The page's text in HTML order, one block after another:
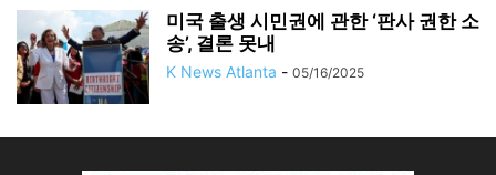
미국 출생 시민권에 관한 ‘판사 권한 소
송’, 결론 못내
K News Atlanta - 05/16/2025